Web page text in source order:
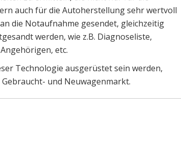
auch für die Autoherstellung sehr wertvoll
die Notaufnahme gesendet, gleichzeitig
werden, wie z.B. Diagnoseliste,
etc.
Technologie ausgerüstet sein werden,
und Neuwagenmarkt.